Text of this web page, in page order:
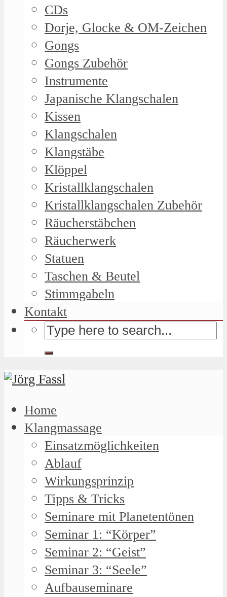
CDs
Dorje, Glocke & OM-Zeichen
Gongs
Gongs Zubehör
Instrumente
Japanische Klangschalen
Kissen
Klangschalen
Klangstäbe
Klöppel
Kristallklangschalen
Kristallklangschalen Zubehör
Räucherstäbchen
Räucherwerk
Statuen
Taschen & Beutel
Stimmgabeln
Kontakt
Home
Klangmassage
Einsatzmöglichkeiten
Ablauf
Wirkungsprinzip
Tipps & Tricks
Seminare mit Planetentönen
Seminar 1: “Körper”
Seminar 2: “Geist”
Seminar 3: “Seele”
Aufbauseminare